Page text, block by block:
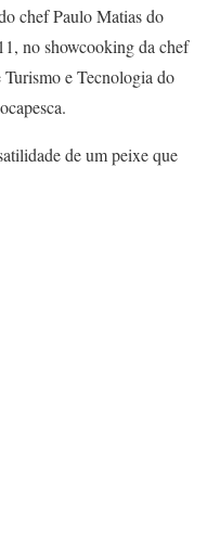
chef Paulo Matias do
no showcooking da chef
e Tecnologia do
de um peixe que